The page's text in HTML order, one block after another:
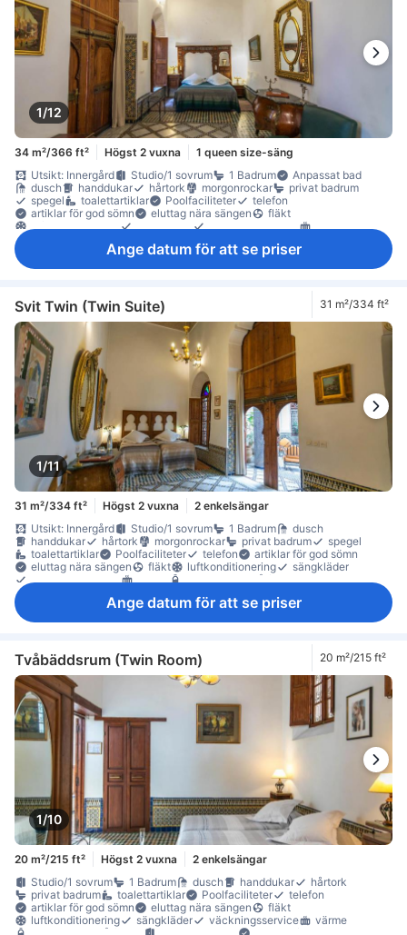
1/12
34 m²/366 ft² Högst 2 vuxna
1 queen size-säng
Utsikt: Innergård
Studio/1 sovrum 1 Badrum
Anpassat bad
dusch
handdukar hårtork morgonrockar
privat badrum
spegel
toalettartiklar Poolfaciliteter
telefon
artiklar för god sömn
eluttag nära sängen
fläkt
luftkonditionering
sängkläder väckningsservice
värme
skrivbord garderob
klädhängare
Ange datum för att se priser
Svit Twin (Twin Suite) 31 m²/334 ft²
1/11
31 m²/334 ft² Högst 2 vuxna
2 enkelsängar
Utsikt: Innergård
Studio/1 sovrum 1 Badrum
dusch
handdukar
hårtork morgonrockar privat badrum
spegel
toalettartiklar
Poolfaciliteter telefon
artiklar för god sömn
eluttag nära sängen
fläkt luftkonditionering
sängkläder
väckningsservice
värme
gratis vatten på flaska
klädhängare
värdeskåp för laptop
Ange datum för att se priser
Tvåbäddsrum (Twin Room) 20 m²/215 ft²
1/10
20 m²/215 ft² Högst 2 vuxna
2 enkelsängar
Studio/1 sovrum
1 Badrum dusch handdukar
hårtork
privat badrum
toalettartiklar Poolfaciliteter
telefon
artiklar för god sömn
eluttag nära sängen
fläkt
luftkonditionering
sängkläder väckningsservice
värme